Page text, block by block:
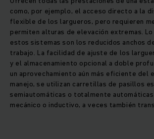
como, por ejemplo, el acceso directo a la
flexible de los largueros, pero requieren
permiten alturas de elevación extremas.
estos sistemas son los reducidos anchos
trabajo. La facilidad de ajuste de los
y el almacenamiento opcional a doble
un aprovechamiento aún más eficiente del
manejo, se utilizan carretillas de pasillos
semiautomáticas o totalmente automáticas
mecánico o inductivo, a veces también